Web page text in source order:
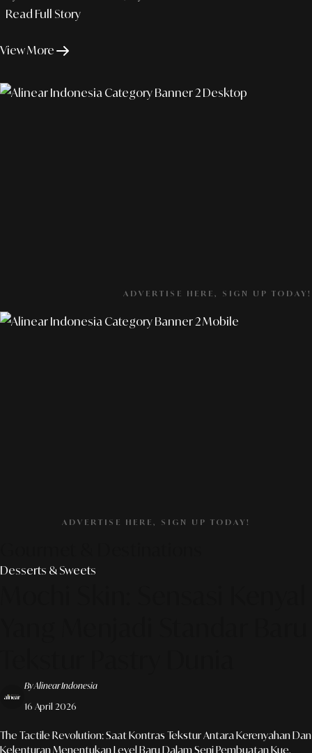
Read Full Story
View More
ADVERTISE HERE, SIGN UP TODAY!
ADVERTISE HERE, SIGN UP TODAY!
Desserts & Sweets
By Alinear Indonesia
16 April 2026
The Tactile Revolution: Saat Kontras Tekstur Antara Kerenyahan Dan
Kelenturan Menentukan Level Baru Dalam Seni Pembuatan Kue.